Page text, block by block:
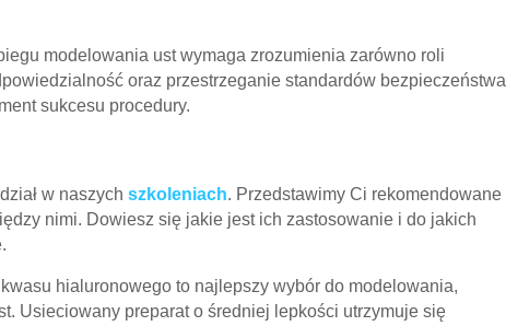
modelowania ust wymaga zrozumienia zarówno roli
oraz przestrzeganie standardów
sukcesu procedury.
w naszych szkoleniach. Przedstawimy Ci rekomendowane
nimi. Dowiesz się jakie jest ich zastosowanie i do jakich
hialuronowego to najlepszy wybór do modelowania,
Usieciowany preparat o średniej lepkości utrzymuje się